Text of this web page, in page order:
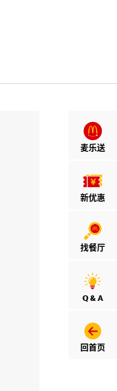
麦乐送
新优惠
找餐厅
Q & A
回首页